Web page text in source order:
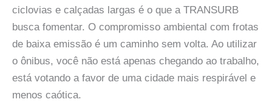
ciclovias e calçadas largas é o que a TRANSURB
busca fomentar. O compromisso ambiental com frotas
de baixa emissão é um caminho sem volta. Ao utilizar
o ônibus, você não está apenas chegando ao trabalho,
está votando a favor de uma cidade mais respirável e
menos caótica.